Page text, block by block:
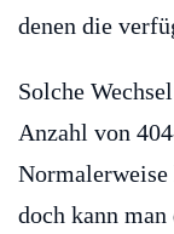
denen die
Solche
Anzahl von
Normalerweise
doch kann